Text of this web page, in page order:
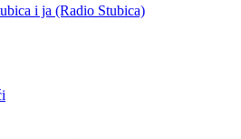
Učenici OŠ Donja Stubica i ja (Radio Stubica)